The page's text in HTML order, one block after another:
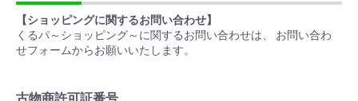
【ショッピングに関するお問い合わせ】
くるパ～ショッピング～に関するお問い合わせは、 お問い合わ
せフォームからお願いいたします。